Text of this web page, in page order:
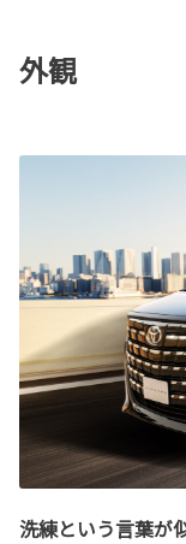
外観
洗練という言葉が